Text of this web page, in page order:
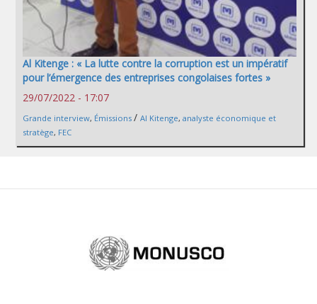
Al Kitenge : « La lutte contre la corruption est un impératif
pour l’émergence des entreprises congolaises fortes »
29/07/2022 - 17:07
Grande interview, Émissions / Al Kitenge, analyste économique et
stratège, FEC